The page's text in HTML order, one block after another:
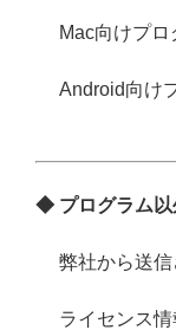
Mac向けプ
Android向け
◆ プログラム以
弊社から送
ライセンス